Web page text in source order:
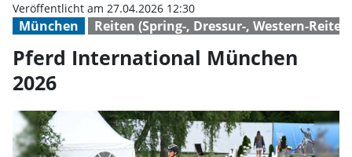
München Reiten (Spring-, Dressur-, Western-
Veröffentlicht am 27.04.2026 12:30
Pferd International München
2026